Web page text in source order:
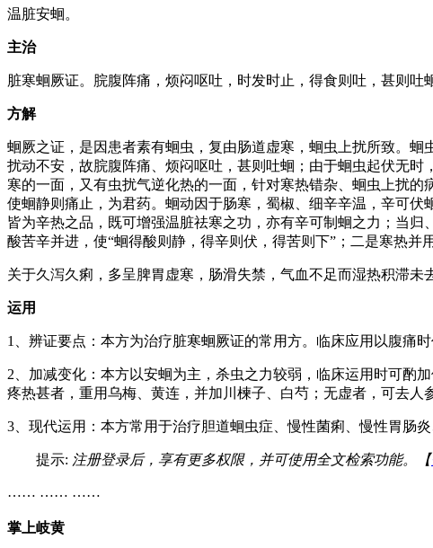
温脏安蛔。
主治
脏寒蛔厥证。脘腹阵痛，烦闷呕吐，时发时止，得食则吐，甚则吐
方解
蛔厥之证，是因患者素有蛔虫，复由肠道虚寒，蛔虫上扰所致。
扰动不安，故脘腹阵痛、烦闷呕吐，甚则吐蛔；由于蛔虫起伏无
寒的一面，又有虫扰气逆化热的一面，针对寒热错杂、蛔虫上扰
使蛔静则痛止，为君药。蛔动因于肠寒，蜀椒、细辛辛温，辛可
皆为辛热之品，既可增强温脏祛寒之功，亦有辛可制蛔之力；当
酸苦辛并进，使“蛔得酸则静，得辛则伏，得苦则下”；二是寒热并
关于久泻久痢，多呈脾胃虚寒，肠滑失禁，气血不足而湿热积滞
运用
1、辨证要点：本方为治疗脏寒蛔厥证的常用方。临床应用以腹痛
2、加减变化：本方以安蛔为主，杀虫之力较弱，临床运用时可酌
疼热甚者，重用乌梅、黄连，并加川楝子、白芍；无虚者，可去人
3、现代运用：本方常用于治疗胆道蛔虫症、慢性菌痢、慢性胃肠
提示: 注册登录后，享有更多权限，并可使用全文检索功能。【
…… …… ……
掌上岐黄